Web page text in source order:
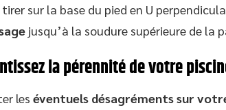
sur la base du pied en U
jusqu’à la soudure supérieure de la
la pérennité de votre
les éventuels désagréments sur